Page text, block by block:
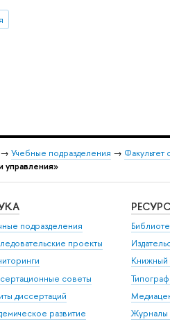
→ Учебные подразделения → Факультет
управления»
подразделения
проекты
советы
диссертаций
развитие
Книжный